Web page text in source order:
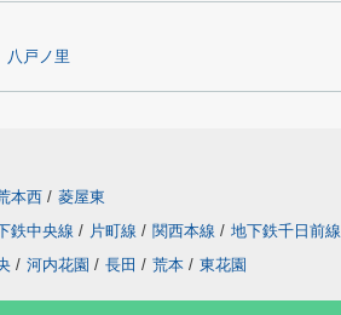
八戸ノ里
本西 / 菱屋東
鉄中央線 / 片町線 / 関西本線 / 地下鉄千日前線
/ 河内花園 / 長田 / 荒本 / 東花園